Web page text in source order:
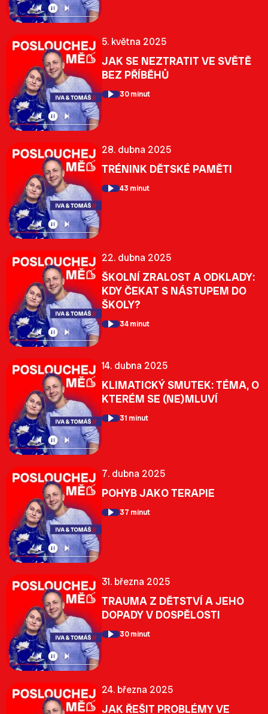
5. května 2025
JAK SE NEZTRATIT VE SVĚTĚ
BEZ PŘÍBĚHŮ
30 minut
28. dubna 2025
TRÉNINK DĚTSKÉ PAMĚTI
43 minut
22. dubna 2025
ŠKOLNÍ ZRALOST A ODKLADY:
KDY ČEKAT S NÁSTUPEM DO
ŠKOLY?
34 minut
14. dubna 2025
KLIMATICKÝ SMUTEK: TÉMA, O
KTERÉM SE (NE)MLUVÍ
31 minut
7. dubna 2025
POHYB JAKO TERAPIE
37 minut
31. března 2025
TRAUMA Z DĚTSTVÍ A JEHO
DOPADY V DOSPĚLOSTI
30 minut
24. března 2025
JAK ŘEŠIT PROBLÉMY VE